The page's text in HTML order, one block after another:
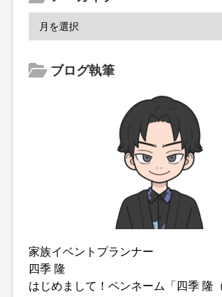
ブログ執筆
家族イベントプランナー
四季 隆
はじめまして！ペンネーム「四季 隆